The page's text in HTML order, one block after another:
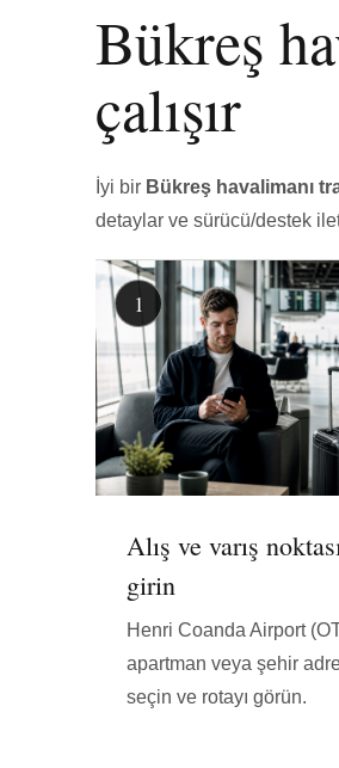
Bükreş
çalışır
İyi bir Bükreş havalimanı
detaylar ve sürücü/destek
Alış ve varış
girin
Henri Coanda Airport
apartman veya şehir
seçin ve rotayı görün.